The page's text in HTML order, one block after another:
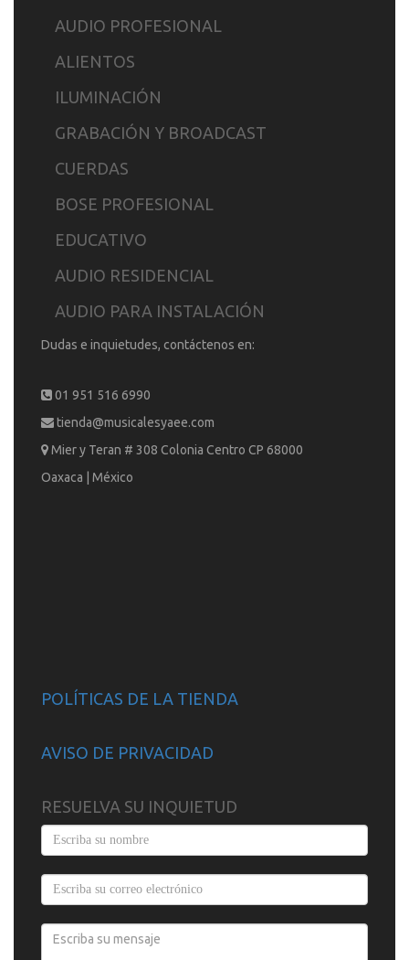
AUDIO PROFESIONAL
ALIENTOS
ILUMINACIÓN
GRABACIÓN Y BROADCAST
CUERDAS
BOSE PROFESIONAL
EDUCATIVO
AUDIO RESIDENCIAL
AUDIO PARA INSTALACIÓN
Dudas e inquietudes, contáctenos en:
01 951 516 6990
tienda@musicalesyaee.com
Mier y Teran # 308 Colonia Centro CP 68000
Oaxaca | México
POLÍTICAS DE LA TIENDA
AVISO DE PRIVACIDAD
RESUELVA SU INQUIETUD